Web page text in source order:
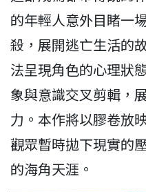
的年輕人意外目睹一
殺，展開逃亡生活的
法呈現角色的心理狀
象與意識交叉剪輯，
力。本作將以膠卷放
觀眾暫時拋下現實的
的海角天涯。